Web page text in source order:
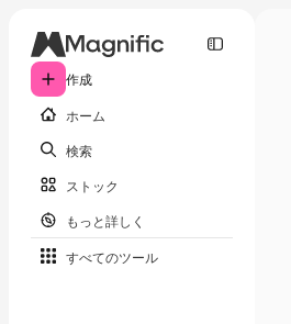
作成
ホーム
検索
ストック
もっと詳しく
すべてのツール